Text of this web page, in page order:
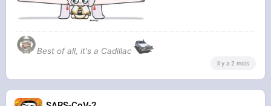
Best of all, it's a Cadillac
il y a 2 mois